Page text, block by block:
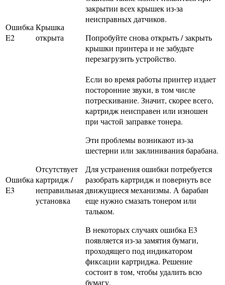
Ошибка
E2
Крышка
открыта
закрытии всех крышек из-за
неисправных датчиков.
Попробуйте снова открыть / закрыть
крышки принтера и не забудьте
перезагрузить устройство.
Ошибка
E3
Отсутствует
картридж /
неправильная
установка
Если во время работы принтер издает
посторонние звуки, в том числе
потрескивание. Значит, скорее всего,
картридж неисправен или изношен
при частой заправке тонера.
Эти проблемы возникают из-за
шестерни или заклинивания барабана.
Для устранения ошибки потребуется
разобрать картридж и повернуть все
движущиеся механизмы. А барабан
еще нужно смазать тонером или
тальком.
В некоторых случаях ошибка E3
появляется из-за замятия бумаги,
проходящего под индикатором
фиксации картриджа. Решение
состоит в том, чтобы удалить всю
бумагу.